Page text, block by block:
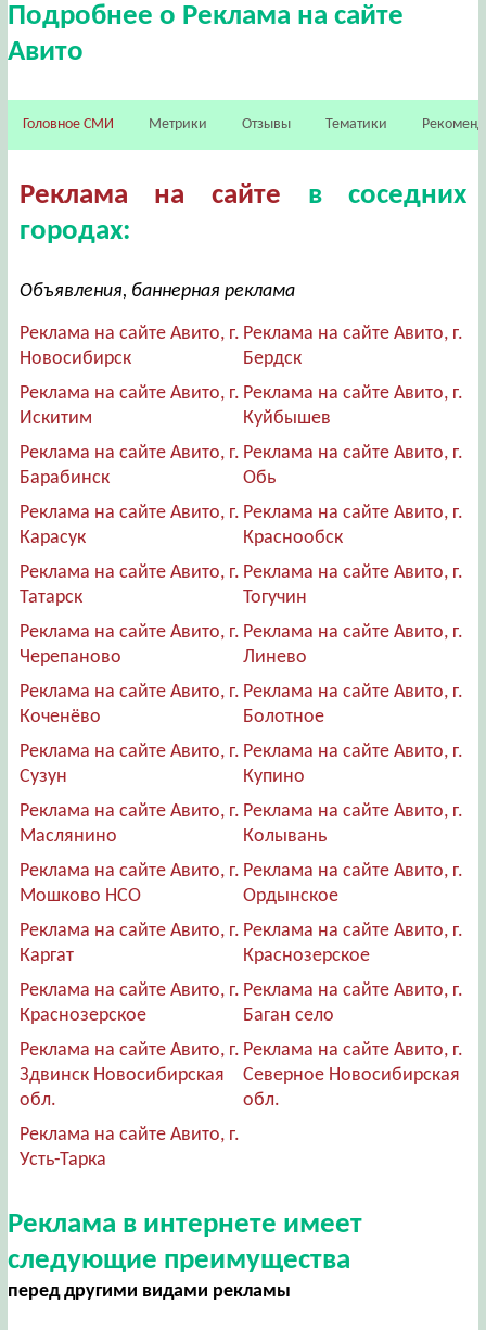
Подробнее о Реклама на сайте
Авито
Головное СМИ Метрики Отзывы Тематики
Реклама на сайте в соседних
городах:
Объявления, баннерная реклама
Реклама на сайте Авито, г.
Новосибирск
Реклама на сайте Авито, г.
Бердск
Реклама на сайте Авито, г.
Искитим
Реклама на сайте Авито, г.
Куйбышев
Реклама на сайте Авито, г.
Барабинск
Реклама на сайте Авито, г.
Обь
Реклама на сайте Авито, г.
Карасук
Реклама на сайте Авито, г.
Краснообск
Реклама на сайте Авито, г.
Татарск
Реклама на сайте Авито, г.
Тогучин
Реклама на сайте Авито, г.
Черепаново
Реклама на сайте Авито, г.
Линево
Реклама на сайте Авито, г.
Коченёво
Реклама на сайте Авито, г.
Болотное
Реклама на сайте Авито, г.
Сузун
Реклама на сайте Авито, г.
Купино
Реклама на сайте Авито, г.
Маслянино
Реклама на сайте Авито, г.
Колывань
Реклама на сайте Авито, г.
Мошково НСО
Реклама на сайте Авито, г.
Ордынское
Реклама на сайте Авито, г.
Каргат
Реклама на сайте Авито, г.
Краснозерское
Реклама на сайте Авито, г.
Краснозерское
Реклама на сайте Авито, г.
Баган село
Реклама на сайте Авито, г.
Здвинск Новосибирская
обл.
Реклама на сайте Авито, г.
Северное Новосибирская
обл.
Реклама на сайте Авито, г.
Усть-Тарка
Реклама в интернете имеет
следующие преимущества
перед другими видами рекламы